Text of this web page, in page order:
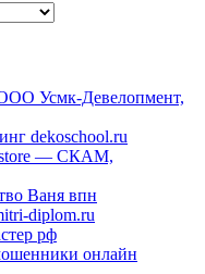
Усмк-Девелопмент,
dekoschool.ru
— СКАМ,
Ваня впн
diplom.ru
рф
онлайн